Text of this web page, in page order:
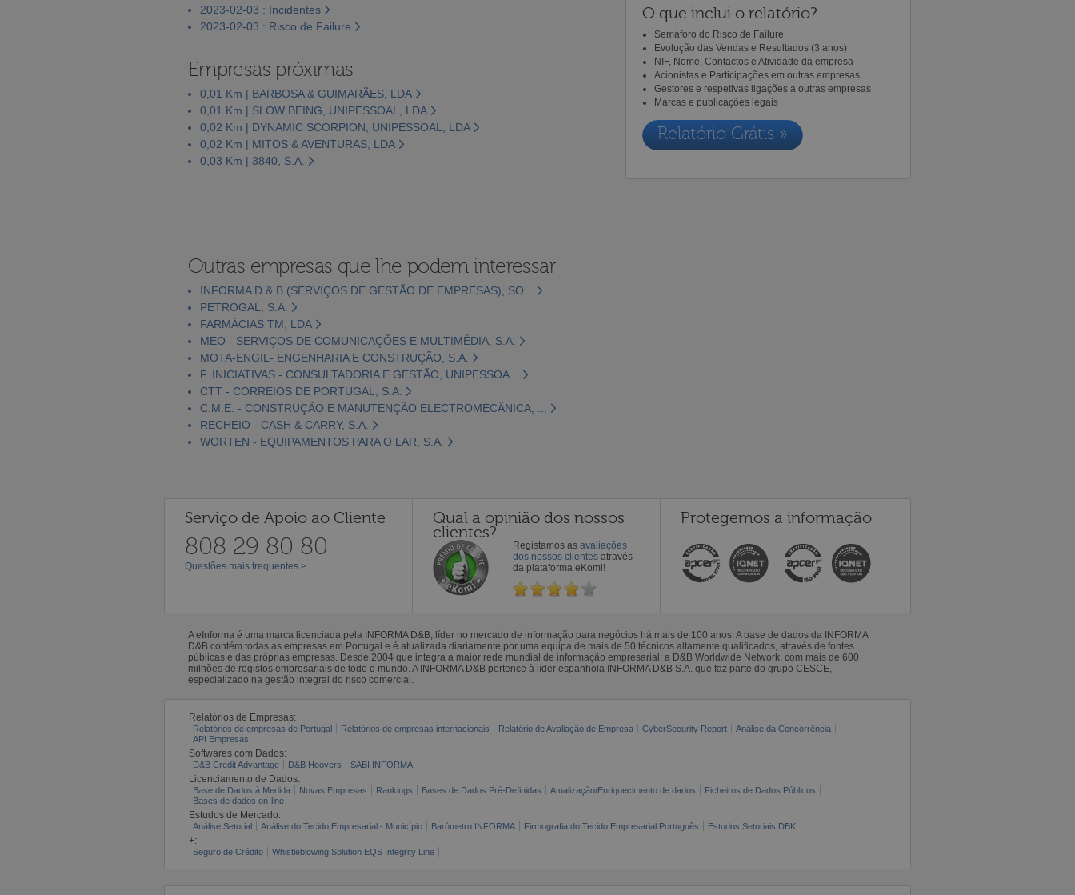
2023-02-03 : Incidentes
2023-02-03 : Risco de Failure
Empresas próximas
0,01 Km | BARBOSA & GUIMARÃES, LDA
0,01 Km | SLOW BEING, UNIPESSOAL, LDA
0,02 Km | DYNAMIC SCORPION, UNIPESSOAL, LDA
0,02 Km | MITOS & AVENTURAS, LDA
0,03 Km | 3840, S.A.
O que inclui o relatório?
Semáforo do Risco de Failure
Evolução das Vendas e Resultados (3 anos)
NIF, Nome, Contactos e Atividade da empresa
Acionistas e Participações em outras empresas
Gestores e respetivas ligações a outras empresas
Marcas e publicações legais
Relatório Grátis »
Outras empresas que lhe podem interessar
INFORMA D & B (SERVIÇOS DE GESTÃO DE EMPRESAS), SO...
PETROGAL, S.A.
FARMÁCIAS TM, LDA
MEO - SERVIÇOS DE COMUNICAÇÕES E MULTIMÉDIA, S.A.
MOTA-ENGIL- ENGENHARIA E CONSTRUÇÃO, S.A.
F. INICIATIVAS - CONSULTADORIA E GESTÃO, UNIPESSOA...
CTT - CORREIOS DE PORTUGAL, S.A.
C.M.E. - CONSTRUÇÃO E MANUTENÇÃO ELECTROMECÂNICA, ...
RECHEIO - CASH & CARRY, S.A.
WORTEN - EQUIPAMENTOS PARA O LAR, S.A.
Serviço de Apoio ao Cliente
808 29 80 80
Questões mais frequentes >
Qual a opinião dos nossos
clientes?
Registamos as avaliações
dos nossos clientes através
da plataforma eKomi!
Protegemos a informação
A eInforma é uma marca licenciada pela INFORMA D&B, líder no mercado de informação para negócios há mais de 100 anos. A base de dados da INFORMA
D&B contém todas as empresas em Portugal e é atualizada diariamente por uma equipa de mais de 50 técnicos altamente qualificados, através de fontes
públicas e das próprias empresas. Desde 2004 que integra a maior rede mundial de informação empresarial: a D&B Worldwide Network, com mais de 600
milhões de registos empresariais de todo o mundo. A INFORMA D&B pertence à líder espanhola INFORMA D&B S.A. que faz parte do grupo CESCE,
especializado na gestão integral do risco comercial.
Relatórios de Empresas:
Relatórios de empresas de Portugal Relatórios de empresas internacionais Relatório de Avaliação de Empresa CyberSecurity Report
Análise da Concorrência
API Empresas
Softwares com Dados:
D&B Credit Advantage D&B Hoovers SABI INFORMA
Licenciamento de Dados:
Base de Dados à Medida Novas Empresas Rankings Bases de Dados Pré-Definidas Atualização/Enriquecimento de dados
Ficheiros de Dados Públicos
Bases de dados on-line
Estudos de Mercado:
Análise Setorial Análise do Tecido Empresarial - Município Barómetro INFORMA Firmografia do Tecido Empresarial Português Estudos Setoriais DBK
+:
Seguro de Crédito Whistleblowing Solution EQS Integrity Line